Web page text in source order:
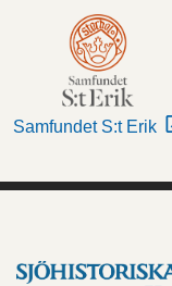
Samfundet S:t Erik